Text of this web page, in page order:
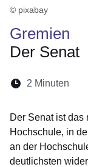
© pixabay
Gremien
Der Senat
Lesedauer:
2 Minuten
Der Senat ist
Hochschule, in
an der
deutlichsten